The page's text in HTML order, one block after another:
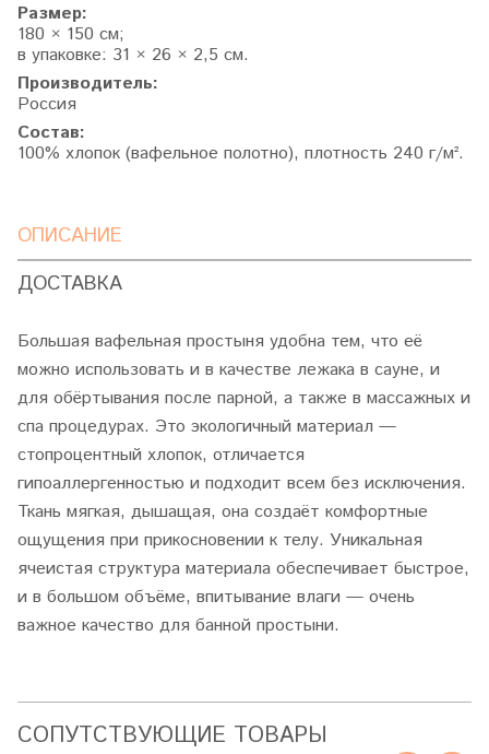
Размер:
180 × 150 см;
в упаковке: 31 × 26 × 2,5 см.
Производитель:
Россия
Состав:
100% хлопок (вафельное полотно), плотность 240 г/м².
ОПИСАНИЕ
ДОСТАВКА
Большая вафельная простыня удобна тем, что её
можно использовать и в качестве лежака в сауне, и
для обёртывания после парной, а также в массажных и
спа процедурах. Это экологичный материал —
стопроцентный хлопок, отличается
гипоаллергенностью и подходит всем без исключения.
Ткань мягкая, дышащая, она создаёт комфортные
ощущения при прикосновении к телу. Уникальная
ячеистая структура материала обеспечивает быстрое,
и в большом объёме, впитывание влаги — очень
важное качество для банной простыни.
CОПУТСТВУЮЩИЕ ТОВАРЫ